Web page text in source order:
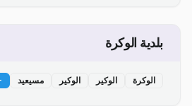
بلدية الوكرة
الوكرة الوكير الوكير مسيعيد